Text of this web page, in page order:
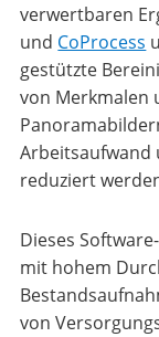
verwertbaren
und CoProcess
gestützte
von Merkmalen
Arbeitsaufwand
reduziert
Dieses
mit hohem
von